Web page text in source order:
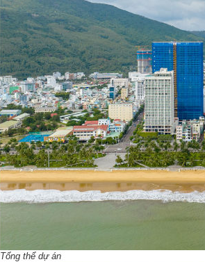
Tổng thể dự án